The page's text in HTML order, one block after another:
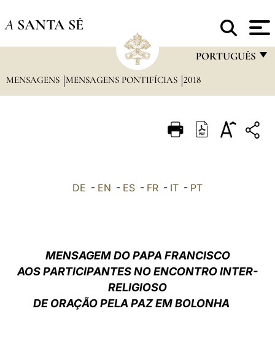
A SANTA SÉ
PORTUGUÊS
FRANÇAIS
ITALIANO
中文
MENSAGENS MENSAGENS PONTIFÍCIAS 2018
DE - EN - ES - FR - IT - PT
MENSAGEM DO PAPA FRANCISCO
AOS PARTICIPANTES NO ENCONTRO INTER-
RELIGIOSO
DE ORAÇÃO PELA PAZ EM BOLONHA